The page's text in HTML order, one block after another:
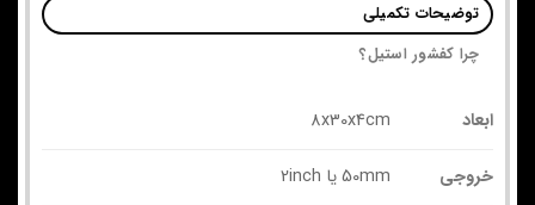
توضیحات تکمیلی
چرا کفشور استیل؟
ابعاد 8x30x4cm
خروجی 50mm یا 2inch